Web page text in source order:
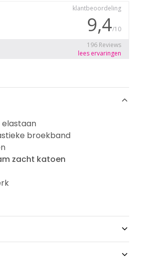
elastaan
broekband
zacht katoen